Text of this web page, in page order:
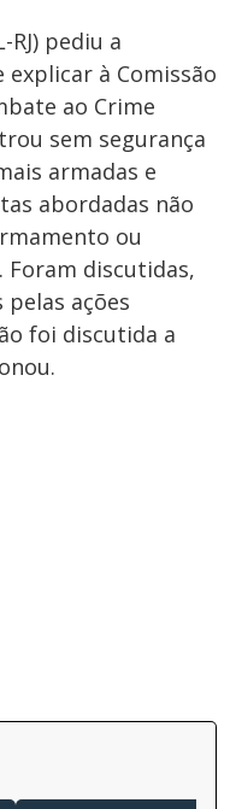
pediu a
explicar à Comissão
ao Crime
sem segurança
armadas e
abordadas não
ou
Foram discutidas,
ações
foi discutida a